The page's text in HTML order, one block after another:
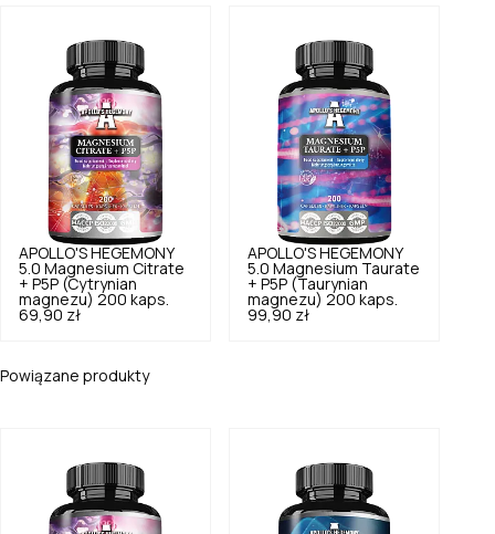
APOLLO'S HEGEMONY
5.0 Magnesium Citrate
+ P5P (Cytrynian
magnezu) 200 kaps.
69,90 zł
APOLLO'S HEGEMONY
5.0 Magnesium Taurate
+ P5P (Taurynian
magnezu) 200 kaps.
99,90 zł
Powiązane produkty